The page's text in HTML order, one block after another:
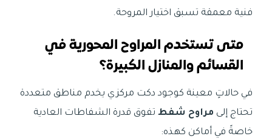
فنية معمقة تسبق اختيار المروحة.
متى تستخدم المراوح المحورية في
القسائم والمنازل الكبيرة؟
في حالاتٍ معينة كوجود دكت مركزي يخدم مناطق متعددة
تحتاج إلى مراوح شفط تفوق قدرة الشفاطات العادية
خاصةً في أماكن كهذه: